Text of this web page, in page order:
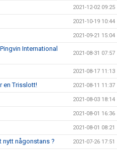
2021-12-02 09:25
2021-10-19 10:44
2021-09-21 15:04
International
2021-08-31 07:57
2021-08-17 11:13
en Trisslott! 2021-08-11 11:37
2021-08-03 18:14
2021-08-01 16:36
2021-08-01 08:21
nytt någonstans ? 2021-07-26 17:51